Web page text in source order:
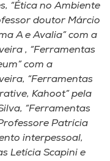
“Ética no Ambiente
doutor Márcio
A e Avalia” com a
, “Ferramentas
com a
“Ferramentas
Kahoot” pela
“Ferramentas
Patrícia
interpessoal,
Letícia Scapini e